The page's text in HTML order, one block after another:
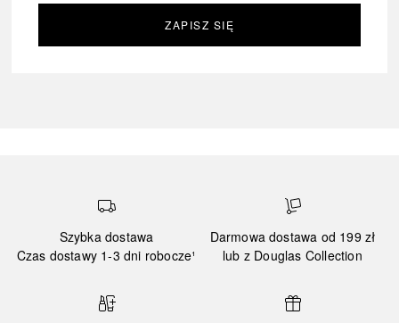
ZAPISZ SIĘ
Szybka dostawa
Czas dostawy 1-3 dni robocze¹
Darmowa dostawa od 199 zł
lub z Douglas Collection